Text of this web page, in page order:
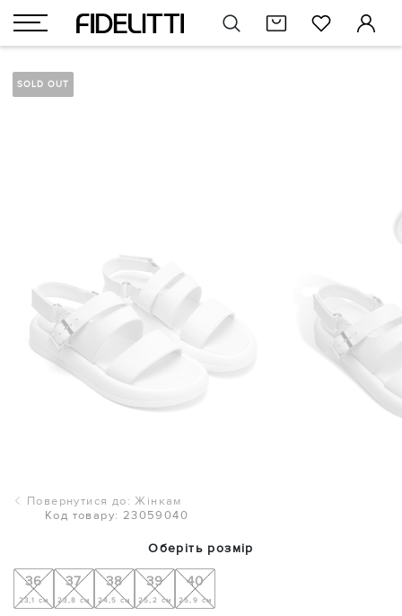
SOLD OUT
Повернутися до: Жінкам
Код товару: 23059040
Оберіть розмір
36
23,1 см
37
23,8 см
38
24,5 см
39
25,2 см
40
25,9 см